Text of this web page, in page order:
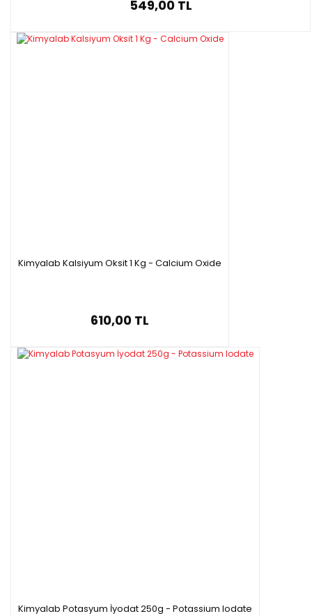
549,00 TL
Kimyalab Kalsiyum Oksit 1 Kg - Calcium Oxide
610,00 TL
Kimyalab Potasyum İyodat 250g - Potassium Iodate